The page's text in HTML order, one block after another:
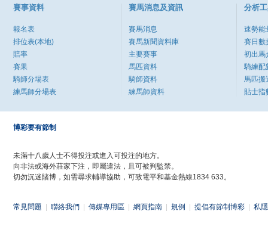
賽事資料
報名表
排位表(本地)
賠率
賽果
騎師分場表
練馬師分場表
賽馬消息及資訊
賽馬消息
賽馬新聞資料庫
主要賽事
馬匹資料
騎師資料
練馬師資料
分析
速勢能
賽日數
初出馬
騎練配
馬匹搬
貼士指
博彩要有節制
未滿十八歲人士不得投注或進入可投注的地方。
向非法或海外莊家下注，即屬違法，且可被判監禁。
切勿沉迷賭博，如需尋求輔導協助，可致電平和基金熱線1834 633。
常見問題 聯絡我們 傳媒專用區 網頁指南 規例 提倡有節制博彩 私